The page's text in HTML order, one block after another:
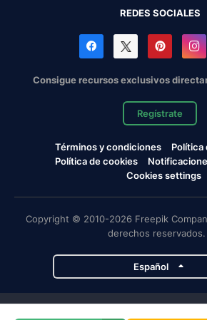
REDES SOCIALES
Consigue recursos exclusivos
Regístrate
Términos y condiciones
Política
Política de cookies
Cookies settings
Copyright © 2010-2026 Freepik
derechos reservados.
Español